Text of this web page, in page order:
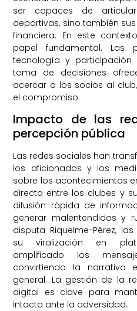
ser capaces de
deportivas, sino también
financiera. En este
papel fundamental. Las
tecnología y
toma de decisiones
acercar a los socios al
el compromiso.
Impacto de las
percepción pública
Las redes sociales han
los aficionados y los
sobre los acontecimientos
directa entre los clubes y
difusión rápida de
generar malentendidos y
disputa Riquelme-Pérez,
su viralización en
amplificado los
convirtiendo la narrativa
general. La gestión de la
digital es clave para
intacta ante la adversidad.